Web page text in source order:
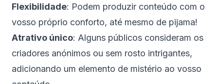
Flexibilidade: Podem produzir conteúdo com o
vosso próprio conforto, até mesmo de pijama!
Atrativo único: Alguns públicos consideram os
criadores anónimos ou sem rosto intrigantes,
adicionando um elemento de mistério ao vosso